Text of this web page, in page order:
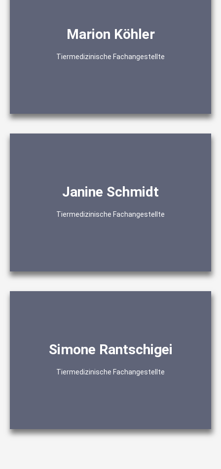
Marion Köhler
Tiermedizinische Fachangestellte
Anmeldeassistenz
Praxismanagement
Janine Schmidt
Tiermedizinische Fachangestellte
Administration
Simone Rantschigei
Tiermedizinische Fachangestellte
Anmeldeassistenz
Organisation